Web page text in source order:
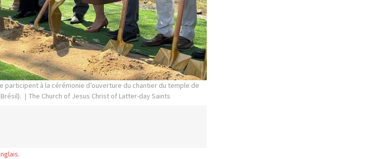
participent à la cérémonie d’ouverture du chantier du temple de
The Church of Jesus Christ of Latter-day Saints